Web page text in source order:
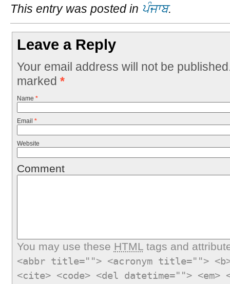
This entry was posted in ਪੰਜਾਬ.
Leave a Reply
Your email address will not be
marked *
Name *
Email *
Website
Comment
You may use these HTMLtags and
<abbr title=""> <acronym title="">
<cite> <code> <del datetime="">